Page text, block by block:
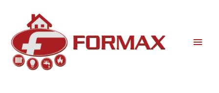
contenido